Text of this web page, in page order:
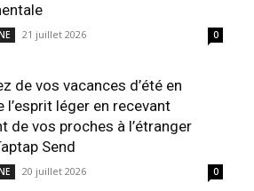
21 juillet 2026 0
de vos vacances d’été en
l’esprit léger en recevant
de vos proches à l’étranger
Send
20 juillet 2026 0